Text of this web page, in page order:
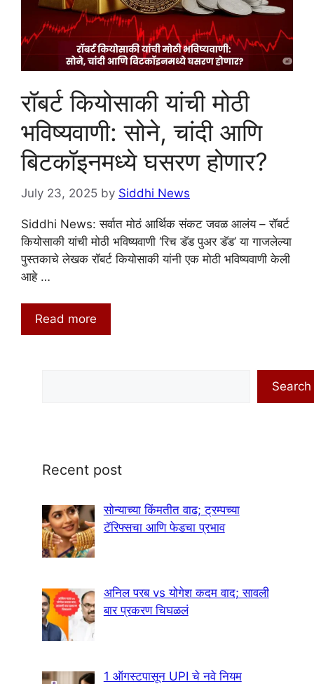
रॉबर्ट कियोसाकी यांची मोठी
भविष्यवाणी: सोने, चांदी आणि
बिटकॉइनमध्ये घसरण होणार?
July 23, 2025 by Siddhi News
Siddhi News: सर्वात मोठं आर्थिक संकट जवळ आलंय – रॉबर्ट
कियोसाकी यांची मोठी भविष्यवाणी ‘रिच डॅड पुअर डॅड’ या गाजलेल्या
पुस्तकाचे लेखक रॉबर्ट कियोसाकी यांनी एक मोठी भविष्यवाणी केली
आहे …
Read more
Search
Recent post
सोन्याच्या किंमतीत वाढ; ट्रम्पच्या
टॅरिफ्सचा आणि फेडचा प्रभाव
अनिल परब vs योगेश कदम वाद; सावली
बार प्रकरण चिघळलं
1 ऑगस्टपासून UPI चे नवे नियम